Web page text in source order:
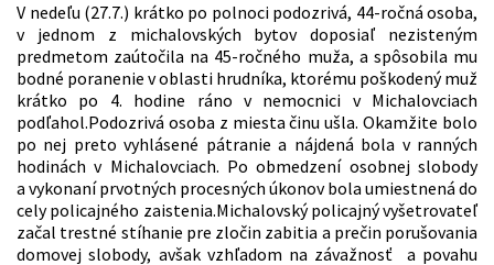
V nedeľu (27.7.) krátko po polnoci podozrivá, 44-ročná osoba,
v jednom z michalovských bytov doposiaľ nezisteným
predmetom zaútočila na 45-ročného muža, a spôsobila mu
bodné poranenie v oblasti hrudníka, ktorému poškodený muž
krátko po 4. hodine ráno v nemocnici v Michalovciach
podľahol.Podozrivá osoba z miesta činu ušla. Okamžite bolo
po nej preto vyhlásené pátranie a nájdená bola v ranných
hodinách v Michalovciach. Po obmedzení osobnej slobody
a vykonaní prvotných procesných úkonov bola umiestnená do
cely policajného zaistenia.Michalovský policajný vyšetrovateľ
začal trestné stíhanie pre zločin zabitia a prečin porušovania
domovej slobody, avšak vzhľadom na závažnosť a povahu